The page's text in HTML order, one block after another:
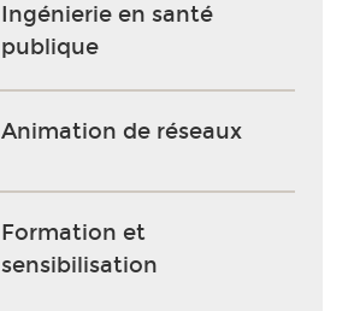
Ingénierie en santé
publique
Animation de réseaux
Formation et
sensibilisation